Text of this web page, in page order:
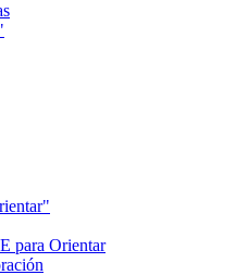
para Orientar